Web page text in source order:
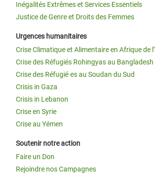
Inégalités Extrêmes et Services Essentiels
Justice de Genre et Droits des Femmes
Urgences humanitaires
Crise Climatique et Alimentaire en Afrique de
Crise des Réfugiés Rohingyas au Bangladesh
Crise des Réfugié·es au Soudan du Sud
Crisis in Gaza
Crisis in Lebanon
Crise en Syrie
Crise au Yémen
Soutenir notre action
Faire un Don
Rejoindre nos Campagnes